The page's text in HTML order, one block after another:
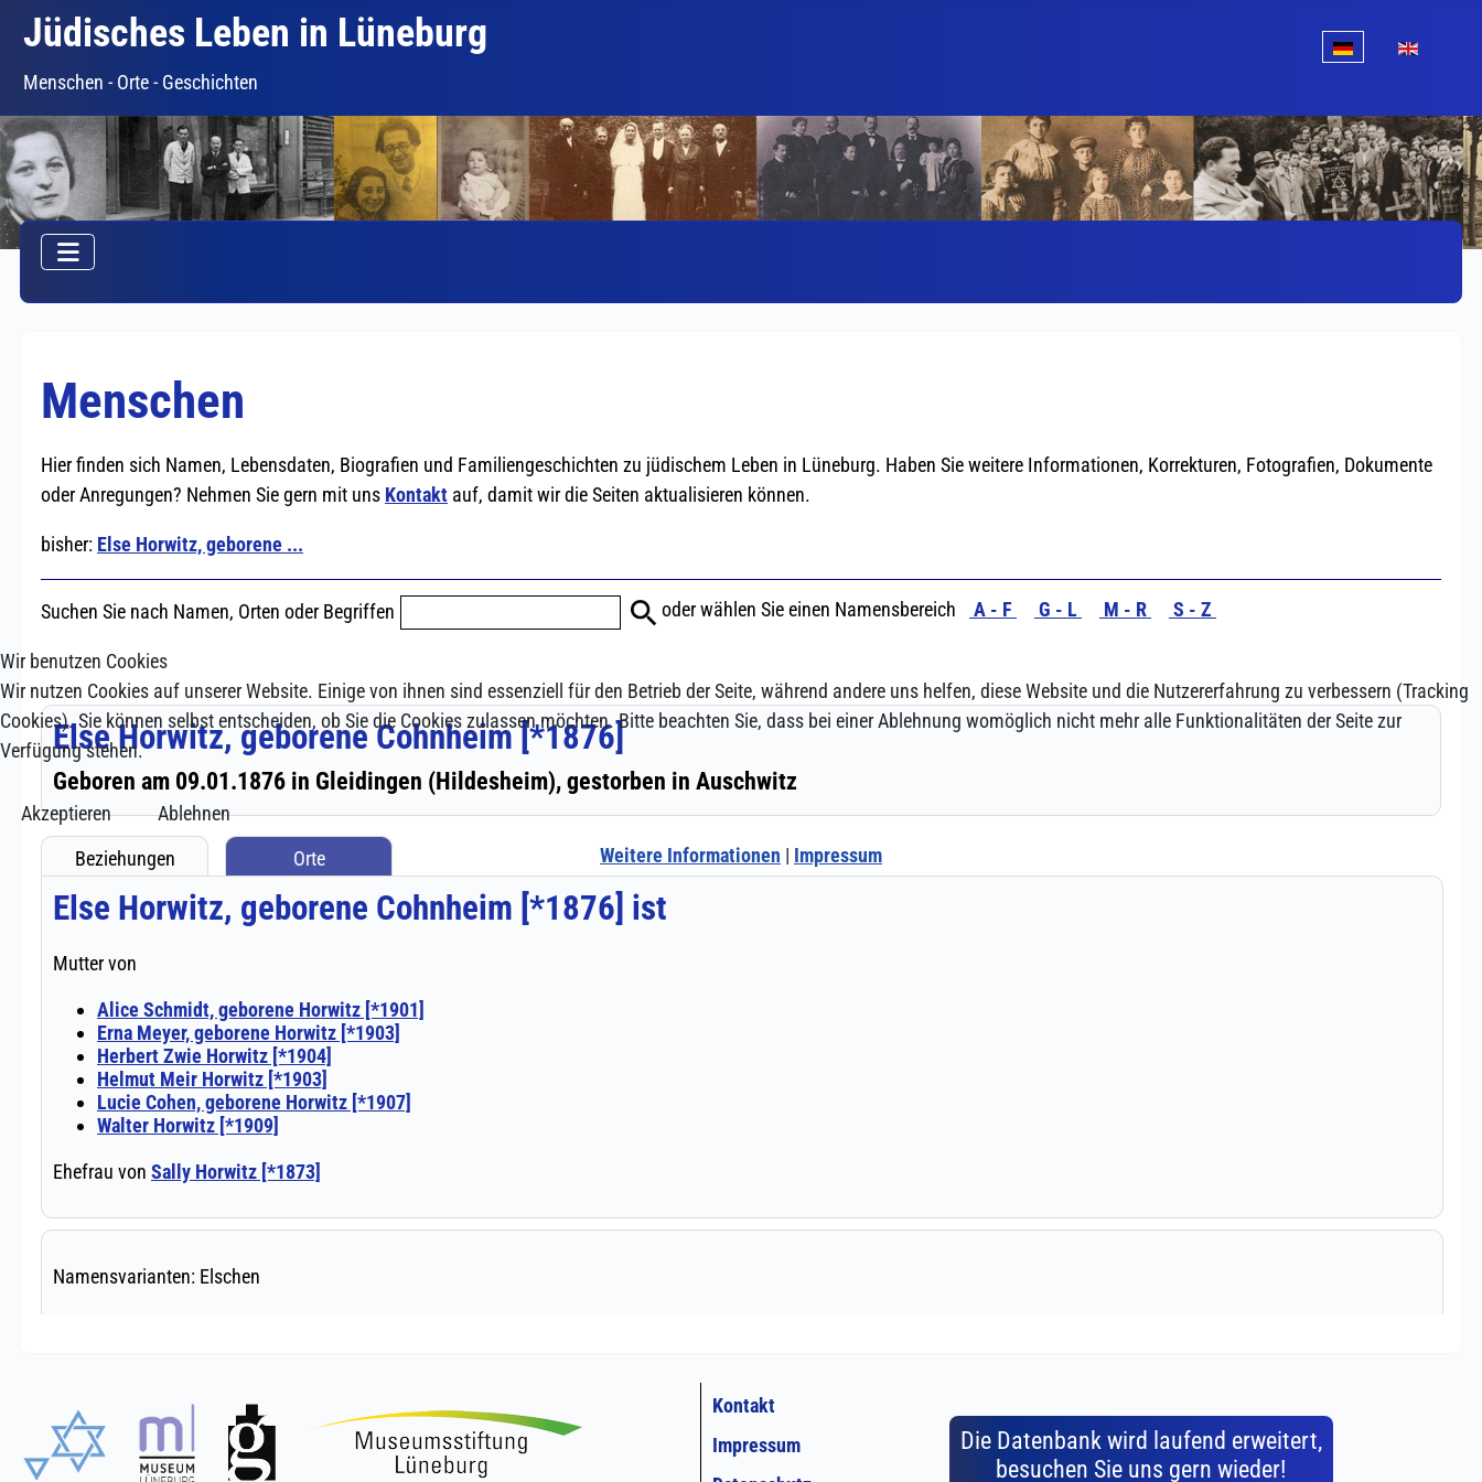
Jüdisches Leben in Lüneburg
Menschen - Orte - Geschichten
Kontakt
Impressum
Die Datenbank wird laufend erweitert,
besuchen Sie uns gern wieder!
Wir benutzen Cookies
Wir nutzen Cookies auf unserer Website. Einige von ihnen sind essenziell für den Betrieb der Seite, während andere uns helfen, diese Website und die Nutzererfahrung zu verbessern (Tracking
Cookies). Sie können selbst entscheiden, ob Sie die Cookies zulassen möchten. Bitte beachten Sie, dass bei einer Ablehnung womöglich nicht mehr alle Funktionalitäten der Seite zur
Verfügung stehen.
Akzeptieren
Ablehnen
Weitere Informationen | Impressum